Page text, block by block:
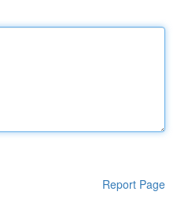
Report Page